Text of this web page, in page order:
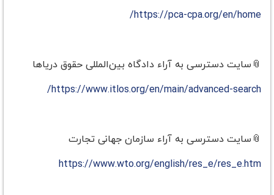
https://pca-cpa.org/en/home/
📎سایت دسترسی به آراء دادگاه بین‌المللی حقوق دریاها
https://www.itlos.org/en/main/advanced-search/
📎سایت دسترسی به آراء سازمان جهانی تجارت
https://www.wto.org/english/res_e/res_e.htm